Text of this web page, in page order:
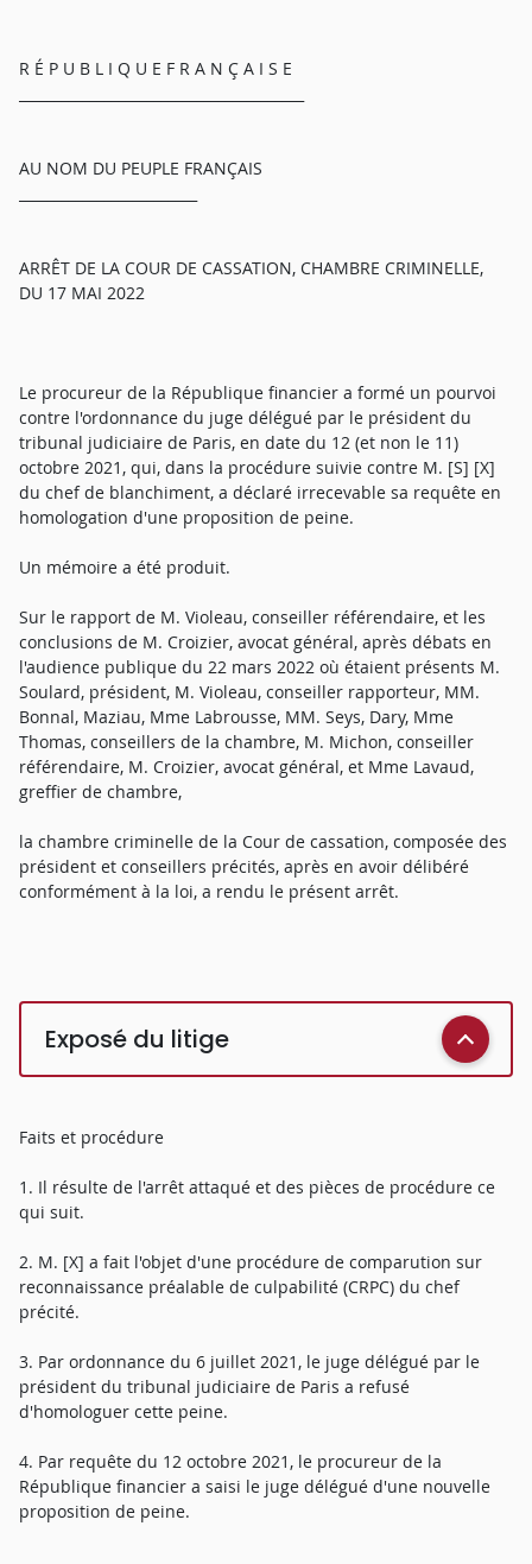
R É P U B L I Q U E F R A N Ç A I S E
AU NOM DU PEUPLE FRANÇAIS
ARRÊT DE LA COUR DE CASSATION, CHAMBRE CRIMINELLE,
DU 17 MAI 2022
Le procureur de la République financier a formé un pourvoi
contre l'ordonnance du juge délégué par le président du
tribunal judiciaire de Paris, en date du 12 (et non le 11)
octobre 2021, qui, dans la procédure suivie contre M. [S] [X]
du chef de blanchiment, a déclaré irrecevable sa requête en
homologation d'une proposition de peine.
Un mémoire a été produit.
Sur le rapport de M. Violeau, conseiller référendaire, et les
conclusions de M. Croizier, avocat général, après débats en
l'audience publique du 22 mars 2022 où étaient présents M.
Soulard, président, M. Violeau, conseiller rapporteur, MM.
Bonnal, Maziau, Mme Labrousse, MM. Seys, Dary, Mme
Thomas, conseillers de la chambre, M. Michon, conseiller
référendaire, M. Croizier, avocat général, et Mme Lavaud,
greffier de chambre,
la chambre criminelle de la Cour de cassation, composée des
président et conseillers précités, après en avoir délibéré
conformément à la loi, a rendu le présent arrêt.
Exposé du litige
Faits et procédure
1. Il résulte de l'arrêt attaqué et des pièces de procédure ce
qui suit.
2. M. [X] a fait l'objet d'une procédure de comparution sur
reconnaissance préalable de culpabilité (CRPC) du chef
précité.
3. Par ordonnance du 6 juillet 2021, le juge délégué par le
président du tribunal judiciaire de Paris a refusé
d'homologuer cette peine.
4. Par requête du 12 octobre 2021, le procureur de la
République financier a saisi le juge délégué d'une nouvelle
proposition de peine.